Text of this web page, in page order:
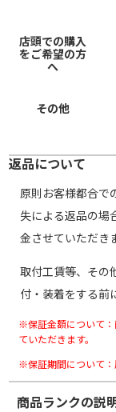
店頭での購入
をご希望の方
へ
その他
返品について
原則お客様都合で
失による返品の場
金させていただき
取付工賃等、その
付・装着をする前
※保証金額について
ていただきます。
※保証期間について：
商品ランクの説